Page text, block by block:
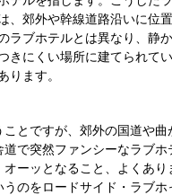
、郊外や幹線道路沿いに位
ラブホテルとは異なり、静
きにくい場所に建てられて
ります。
ことですが、郊外の国道や曲
道で突然ファンシーなラブホ
オーッとなること、よくあり
うのをロードサイド・ラブホ